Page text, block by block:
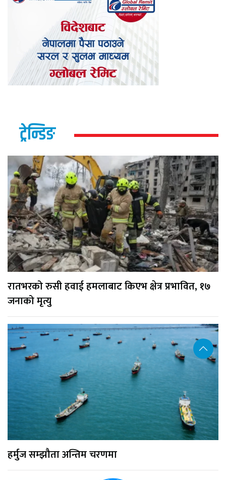
ट्रेन्डिङ
रातभरको रुसी हवाई हमलाबाट किएभ क्षेत्र प्रभावित, १७
जनाको मृत्यु
हर्मुज सम्झौता अन्तिम चरणमा